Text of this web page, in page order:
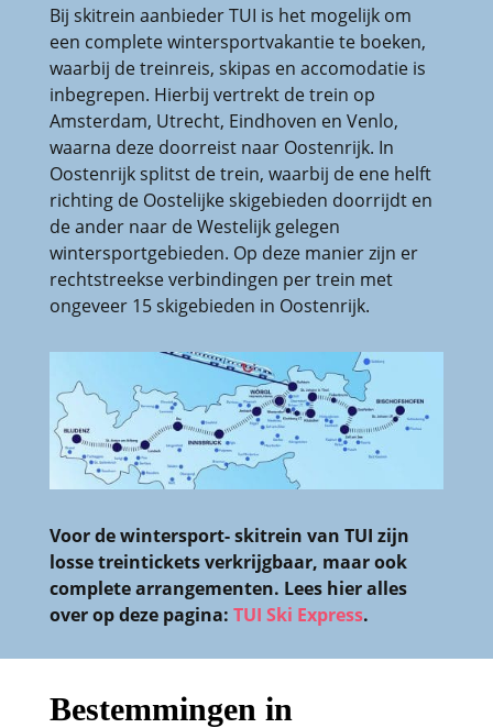
Bij skitrein aanbieder TUI is het mogelijk om
een complete wintersportvakantie te boeken,
waarbij de treinreis, skipas en accomodatie is
inbegrepen. Hierbij vertrekt de trein op
Amsterdam, Utrecht, Eindhoven en Venlo,
waarna deze doorreist naar Oostenrijk. In
Oostenrijk splitst de trein, waarbij de ene helft
richting de Oostelijke skigebieden doorrijdt en
de ander naar de Westelijk gelegen
wintersportgebieden. Op deze manier zijn er
rechtstreekse verbindingen per trein met
ongeveer 15 skigebieden in Oostenrijk.
Voor de wintersport- skitrein van TUI zijn
losse treintickets verkrijgbaar, maar ook
complete arrangementen. Lees hier alles
over op deze pagina: TUI Ski Express.
Bestemmingen in